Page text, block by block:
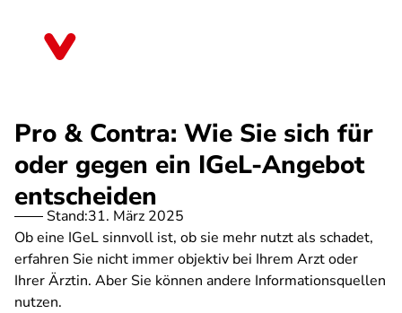
Pro & Contra: Wie Sie sich für
oder gegen ein IGeL-Angebot
entscheiden
Stand:31. März 2025
Ob eine IGeL sinnvoll ist, ob sie mehr nutzt als schadet,
erfahren Sie nicht immer objektiv bei Ihrem Arzt oder
Ihrer Ärztin. Aber Sie können andere Informationsquellen
nutzen.